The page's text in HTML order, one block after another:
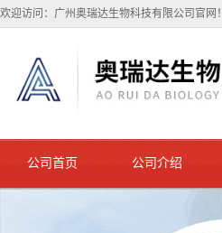
欢迎访问：广州奥瑞达生物科技有限公司官网！
公司首页 公司介绍